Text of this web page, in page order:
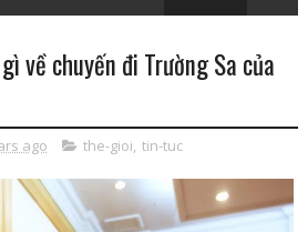
về chuyến đi Trường Sa của
ago the-gioi, tin-tuc